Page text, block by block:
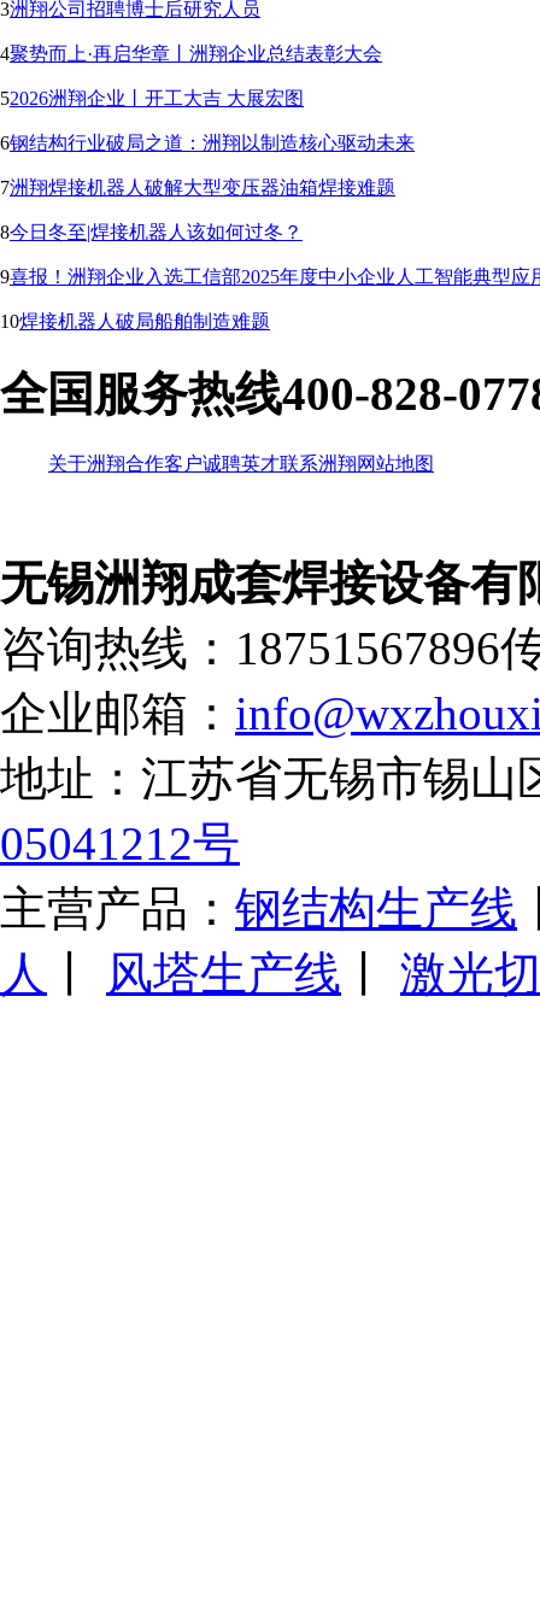
3洲翔公司招聘博士后研究人员
4聚势而上·再启华章丨洲翔企业总结表彰大会
52026洲翔企业丨开工大吉 大展宏图
6钢结构行业破局之道：洲翔以制造核心驱动未来
7洲翔焊接机器人破解大型变压器油箱焊接难题
8今日冬至|焊接机器人该如何过冬？
9喜报！洲翔企业入选工信部2025年度中小企业人工智能典型应
10焊接机器人破局船舶制造难题
全国服务热线400-828-
关于洲翔合作客户诚聘英才联系洲翔网站地图
无锡洲翔成套焊接设备有
咨询热线：18751567896
企业邮箱：
地址：江苏省无锡市锡
05041212号
主营产品： 钢结构生产线
人
风塔生产线 激光